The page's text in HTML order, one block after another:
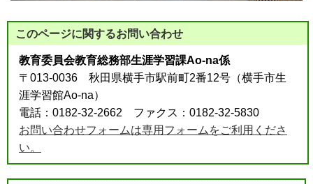
このページに関するお問い合わせ
教育委員会教育総務部生涯学習課Ao-na係
〒013-0036 秋田県横手市駅前町2番12号（横手市生
涯学習館Ao-na）
電話：0182-32-2662 ファクス：0182-32-5830
お問い合わせフォームは専用フォームをご利用くださ
い。